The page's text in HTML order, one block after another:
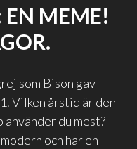
EN MEME!
som Bison gav
Vilken årstid är den
använder du mest?
och har en